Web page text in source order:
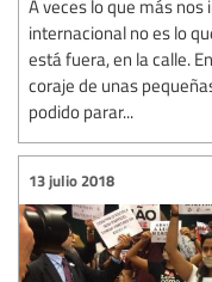
A veces lo que más
internacional no es lo
está fuera, en la calle.
coraje de unas
podido parar...
13 julio 2018